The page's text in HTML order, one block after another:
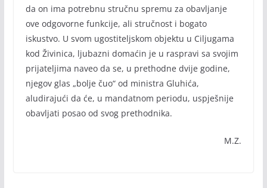
da on ima potrebnu stručnu spremu za obavljanje
ove odgovorne funkcije, ali stručnost i bogato
iskustvo. U svom ugostiteljskom objektu u Ciljugama
kod Živinica, ljubazni domaćin je u raspravi sa svojim
prijateljima naveo da se, u prethodne dvije godine,
njegov glas „bolje čuo“ od ministra Gluhića,
aludirajući da će, u mandatnom periodu, uspješnije
obavljati posao od svog prethodnika.
M.Z.